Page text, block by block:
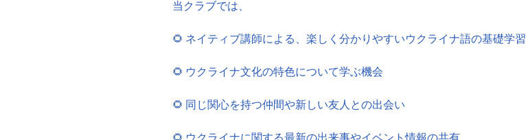
当クラブでは、
🌻 ネイティブ講師による、楽しく分かりやすいウクライナ語の基礎学習
🌻 ウクライナ文化の特色について学ぶ機会
🌻 同じ関心を持つ仲間や新しい友人との出会い